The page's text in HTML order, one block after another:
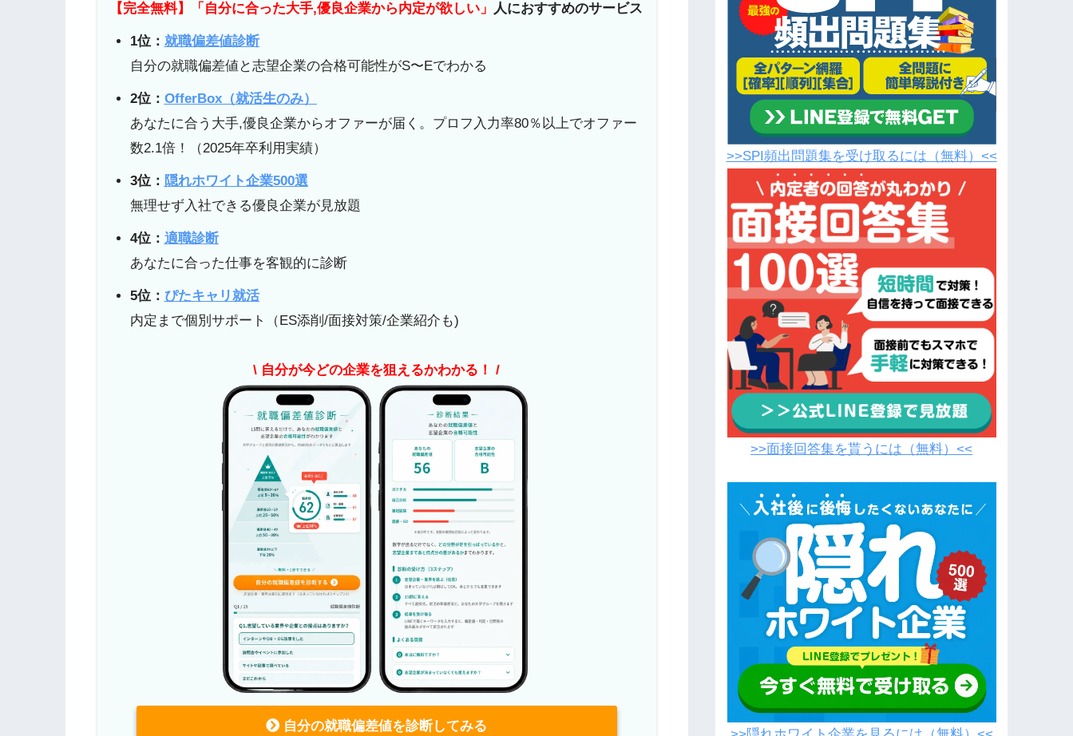
【完全無料】「自分に合った大手,優良企業から内定が欲しい」 人におすすめのサービス
1位： 就職偏差値診断
自分の就職偏差値と志望企業の合格可能性がS〜Eでわかる
2位： OfferBox（就活生のみ）
あなたに合う大手,優良企業からオファーが届く。プロフ入力率80％以上でオファー
数2.1倍！（2025年卒利用実績）
3位： 隠れホワイト企業500選
無理せず入社できる優良企業が見放題
4位： 適職診断
あなたに合った仕事を客観的に診断
5位： ぴたキャリ就活
内定まで個別サポート（ES添削/面接対策/企業紹介も)
\ 自分が今どの企業を狙えるかわかる！ /
自分の就職偏差値を診断してみる
>>SPI頻出問題集を受け取るには（無料）<<
>>面接回答集を貰うには（無料）<<